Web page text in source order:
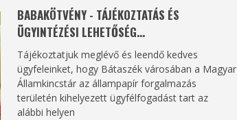
BABAKÖTVÉNY - TÁJÉKOZTATÁS ÉS
ÜGYINTÉZÉSI LEHETŐSÉG...
Tájékoztatjuk meglévő és leendő kedves
ügyfeleinket, hogy Bátaszék városában a Magyar
Államkincstár az állampapír forgalmazás
területén kihelyezett ügyfélfogadásttart az
alábbi helyen